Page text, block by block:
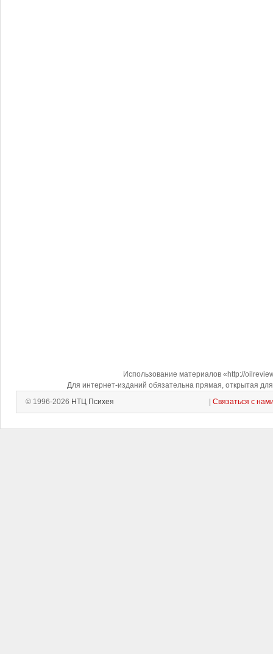
Использование материалов «http://
Для интернет-изданий обязательна прямая, открытая
© 1996-2026 НТЦ Психея Связаться с